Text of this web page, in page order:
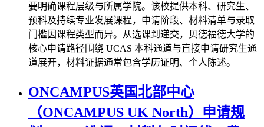
要明确课程层级与所属学院。该校提供本科、研究生、
预科及持续专业发展课程，申请阶段、材料清单与录取
门槛因课程类型而异。从选课到递交，贝德福德大学的
核心申请路径围绕 UCAS 本科通道与直接申请研究生通
道展开，材料证据通常包含学历证明、个人陈述。
ONCAMPUS英国北部中心
（ONCAMPUS UK North）申请规